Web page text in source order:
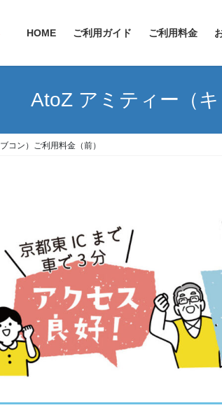
HOME ご利用ガイド ご利用料金
AtoZ アミティー（キ
コン）ご利用料金（前）